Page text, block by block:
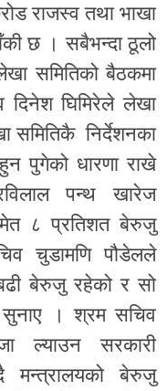
राजस्व तथा भाखा
छ । सबैभन्दा ठूलो
समितिको बैठकमा
दिनेश घिमिरेले लेखा
समितिकै निर्देशनका
पुगेको धारणा राखे
पन्थ खारेज
८ प्रतिशत बेरुजु
चुडामणि पौडेलले
बेरुजु रहेको र सो
सुनाए । श्रम सचिव
ल्याउन सरकारी
मन्त्रालयको बेरुजु